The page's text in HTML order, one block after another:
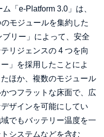
「e-Platform 3.0」は、
モジュールを集約した
ブリー」によって、安全
リジェンスの 4 つを向
」を採用したことによ
ほか、複数のモジュール
つフラットな床面で、広
ザインを可能にしてい
でもバッテリー温度を一
システムなどを含む